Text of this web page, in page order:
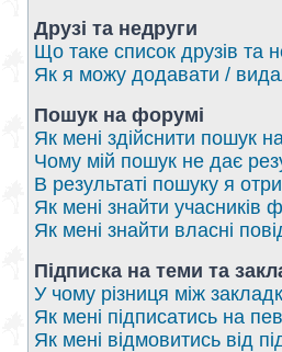
Друзі та недруги
Що таке список друзів та
Як я можу додавати /
Пошук на форумі
Як мені здійснити пошук
Чому мій пошук не дає
В результаті пошуку я
Як мені знайти учасників
Як мені знайти власні
Підписка на теми та
У чому різниця між
Як мені підписатись на
Як мені відмовитись від